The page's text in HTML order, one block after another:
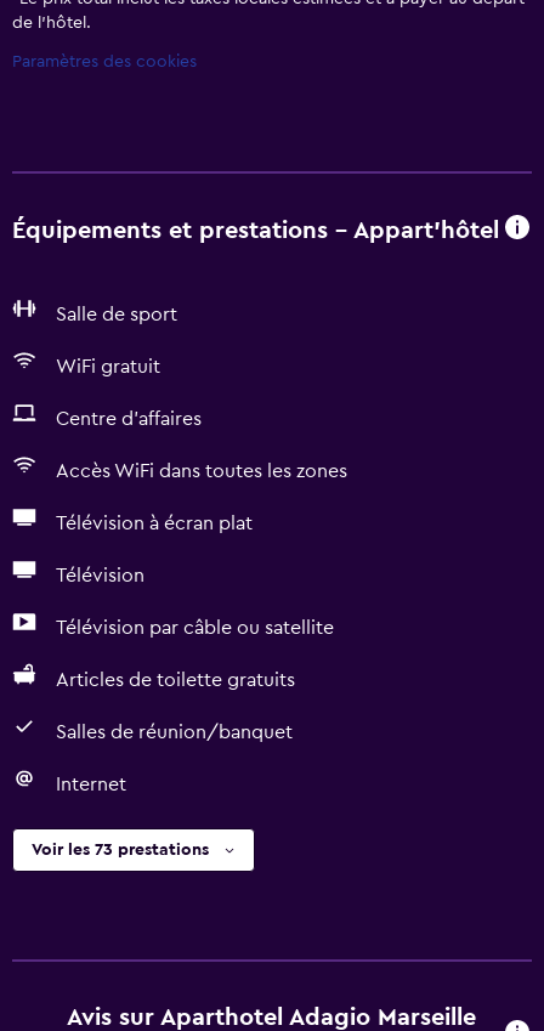
de l’hôtel.
Paramètres des cookies
Équipements et prestations - Appart'hôtel
Salle de sport
WiFi gratuit
Centre d'affaires
Accès WiFi dans toutes les zones
Télévision à écran plat
Télévision
Télévision par câble ou satellite
Articles de toilette gratuits
Salles de réunion/banquet
Internet
Voir les 73 prestations
Avis sur Aparthotel Adagio Marseille